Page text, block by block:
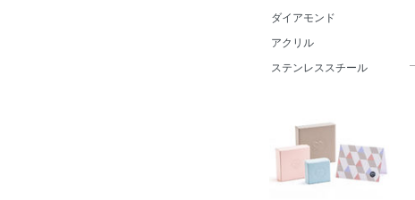
ダイアモンド
アクリル
ステンレススチール